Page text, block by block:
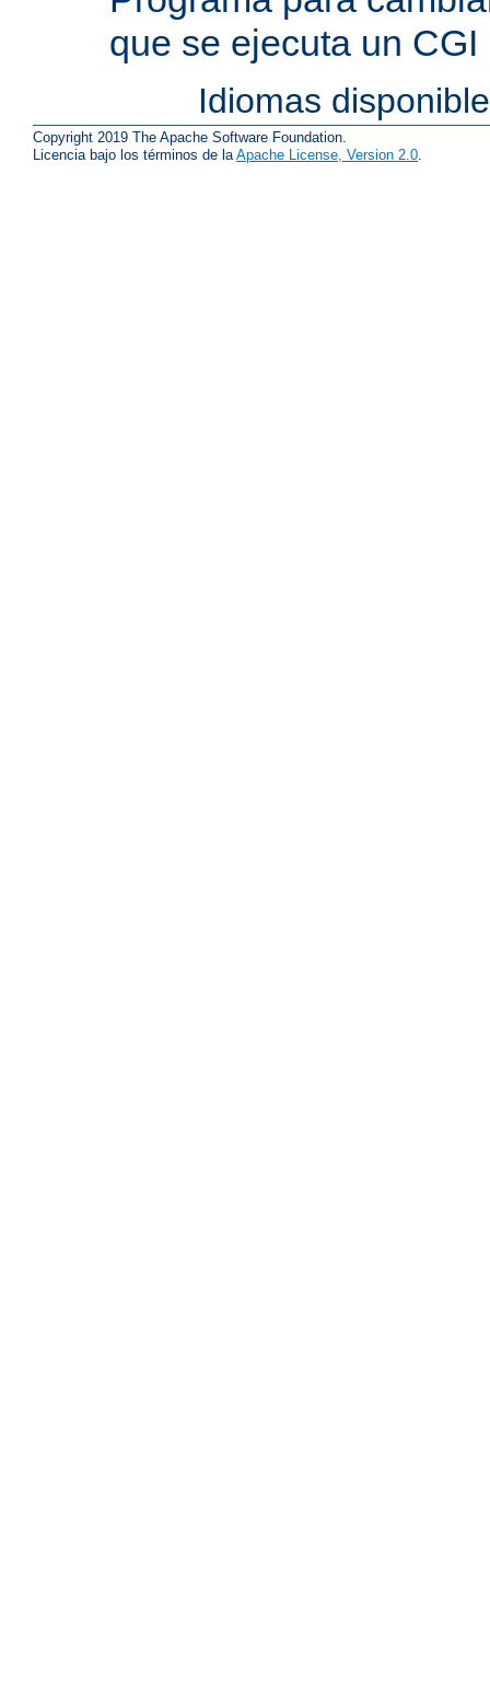
que se ejecuta un CGI
Idiomas
Copyright 2019 The Apache Software Foundation.
Licencia bajo los términos de laApache License, Version 2.0.